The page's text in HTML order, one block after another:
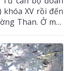
khóa XV rồi đến
Than. Ở mỗi
tinh thần trách
hiến vì sự phát
đáng của